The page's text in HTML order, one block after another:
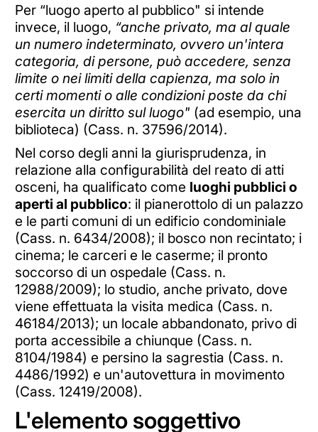
Per “luogo aperto al pubblico" si intende
invece, il luogo, “anche privato, ma al quale
un numero indeterminato, ovvero un'intera
categoria, di persone, può accedere, senza
limite o nei limiti della capienza, ma solo in
certi momenti o alle condizioni poste da chi
esercita un diritto sul luogo" (ad esempio, una
biblioteca) (Cass. n. 37596/2014).
Nel corso degli anni la giurisprudenza, in
relazione alla configurabilità del reato di atti
osceni, ha qualificato come luoghi pubblici o
aperti al pubblico: il pianerottolo di un palazzo
e le parti comuni di un edificio condominiale
(Cass. n. 6434/2008); il bosco non recintato; i
cinema; le carceri e le caserme; il pronto
soccorso di un ospedale (Cass. n.
12988/2009); lo studio, anche privato, dove
viene effettuata la visita medica (Cass. n.
46184/2013); un locale abbandonato, privo di
porta accessibile a chiunque (Cass. n.
8104/1984) e persino la sagrestia (Cass. n.
4486/1992) e un'autovettura in movimento
(Cass. 12419/2008).
L'elemento soggettivo